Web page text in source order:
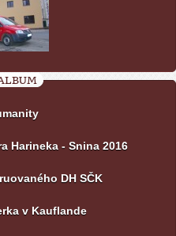
Harineka - Snina 2016
DH SČK
v Kauflande